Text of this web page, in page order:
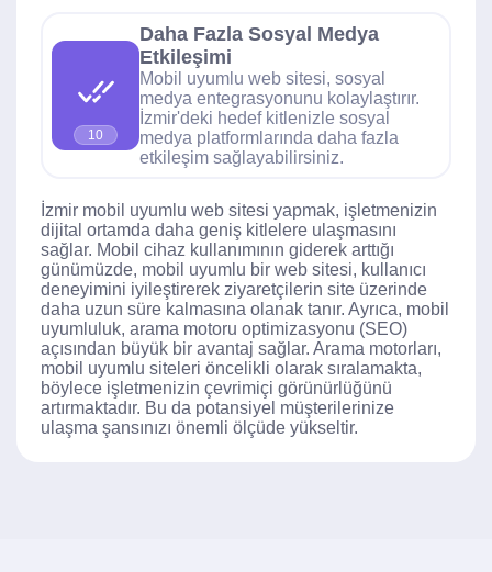
10
Daha Fazla Sosyal Medya
Etkileşimi
Mobil uyumlu web sitesi, sosyal
medya entegrasyonunu kolaylaştırır.
İzmir'deki hedef kitlenizle sosyal
medya platformlarında daha fazla
etkileşim sağlayabilirsiniz.
İzmir mobil uyumlu web sitesi yapmak, işletmenizin
dijital ortamda daha geniş kitlelere ulaşmasını
sağlar. Mobil cihaz kullanımının giderek arttığı
günümüzde, mobil uyumlu bir web sitesi, kullanıcı
deneyimini iyileştirerek ziyaretçilerin site üzerinde
daha uzun süre kalmasına olanak tanır. Ayrıca, mobil
uyumluluk, arama motoru optimizasyonu (SEO)
açısından büyük bir avantaj sağlar. Arama motorları,
mobil uyumlu siteleri öncelikli olarak sıralamakta,
böylece işletmenizin çevrimiçi görünürlüğünü
artırmaktadır. Bu da potansiyel müşterilerinize
ulaşma şansınızı önemli ölçüde yükseltir.